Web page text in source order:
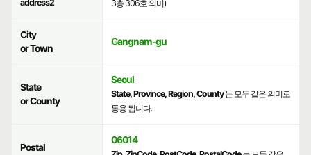
address2
3층 306호 의미)
City
or Town
Gangnam-gu
State
or County
Seoul
State, Province, Region, County는 모두 같은 의미로
통용 됩니다.
Postal
06014